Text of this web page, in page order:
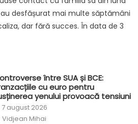
au desfășurat mai multe săptămâni
dar fără succes. În data de 3
între SUA și BCE:
cu euro pentru
yenului provoacă tensiuni
Posted
on
7 august 2026
Author
Vidjean Mihai